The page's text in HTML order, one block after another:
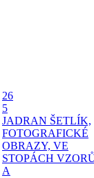
26
5
JADRAN ŠETLÍK,
FOTOGRAFICKÉ
OBRAZY, VE
STOPÁCH
A